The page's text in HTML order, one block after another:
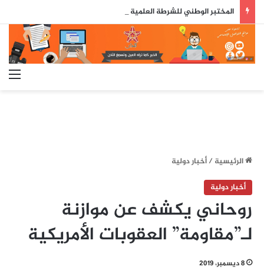
الرئيسية/أخبار دولية
أخبار دولية
روحاني يكشف عن موازنة
لـ”مقاومة” العقوبات الأمريكية
8 ديسمبر، 2019